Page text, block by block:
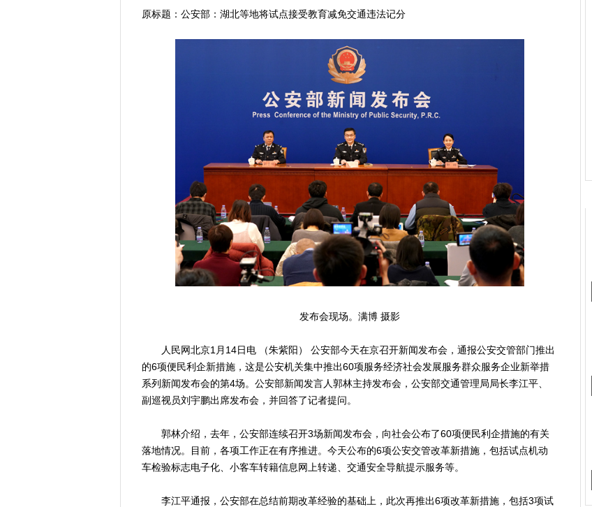
原标题：公安部：湖北等地将试点接受教育减免交通违法记分
发布会现场。满博 摄影
人民网北京1月14日电 （朱紫阳） 公安部今天在京召开新闻发布会，通报公安交管部门推出
的6项便民利企新措施，这是公安机关集中推出60项服务经济社会发展服务群众服务企业新举措
系列新闻发布会的第4场。公安部新闻发言人郭林主持发布会，公安部交通管理局局长李江平、
副巡视员刘宇鹏出席发布会，并回答了记者提问。
郭林介绍，去年，公安部连续召开3场新闻发布会，向社会公布了60项便民利企措施的有关
落地情况。目前，各项工作正在有序推进。今天公布的6项公安交管改革新措施，包括试点机动
车检验标志电子化、小客车转籍信息网上转递、交通安全导航提示服务等。
李江平通报，公安部在总结前期改革经验的基础上，此次再推出6项改革新措施，包括3项试